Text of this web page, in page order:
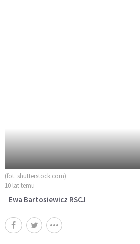
(fot. shutterstock.com)
10 lat temu
Ewa Bartosiewicz RSCJ